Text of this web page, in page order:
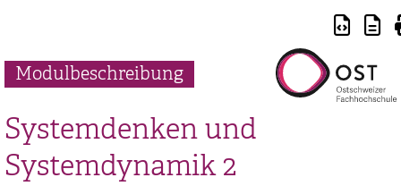
Modulbeschreibung
Systemdenken und
Systemdynamik 2